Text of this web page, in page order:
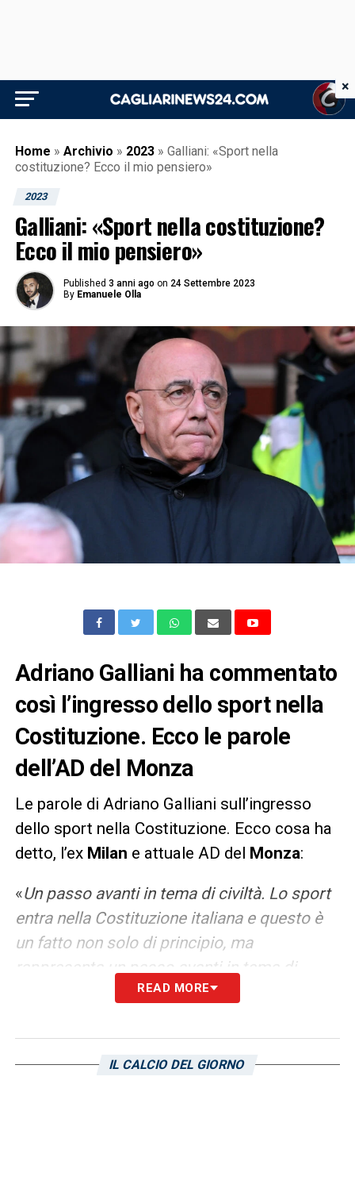
Home » Archivio » 2023 » Galliani: «Sport nella
costituzione? Ecco il mio pensiero»
2023
Galliani: «Sport nella costituzione?
Ecco il mio pensiero»
Published 3 anni ago on 24 Settembre 2023
By Emanuele Olla
Adriano Galliani ha commentato
così l’ingresso dello sport nella
Costituzione. Ecco le parole
dell’AD del Monza
Le parole di Adriano Galliani sull’ingresso
dello sport nella Costituzione. Ecco cosa ha
detto, l’ex Milan e attuale AD del Monza:
«Un passo avanti in tema di civiltà. Lo sport
entra nella Costituzione italiana e questo è
un fatto non solo di principio, ma
rappresenta un passo avanti in tema di
civiltà. Questo vuol dire riconoscere i milioni
fisica a vario titolo. Inserire il ruolo
imprescindibile dello sport nella Carta è
READ MORE
IL CALCIO DEL GIORNO
×